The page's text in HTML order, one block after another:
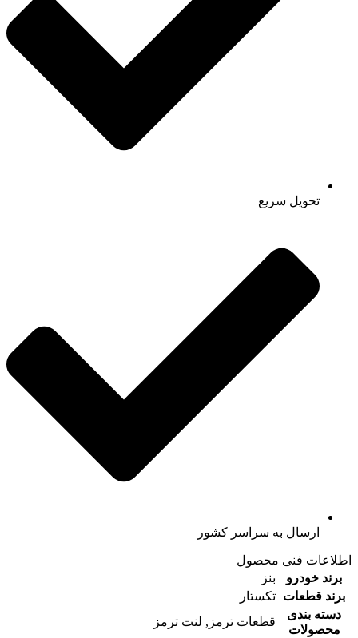
تحویل سریع
ارسال به سراسر کشور
اطلاعات فنی محصول
برند خودرو
بنز
برند قطعات تکستار
دسته بندی
محصولات
قطعات ترمز, لنت ترمز